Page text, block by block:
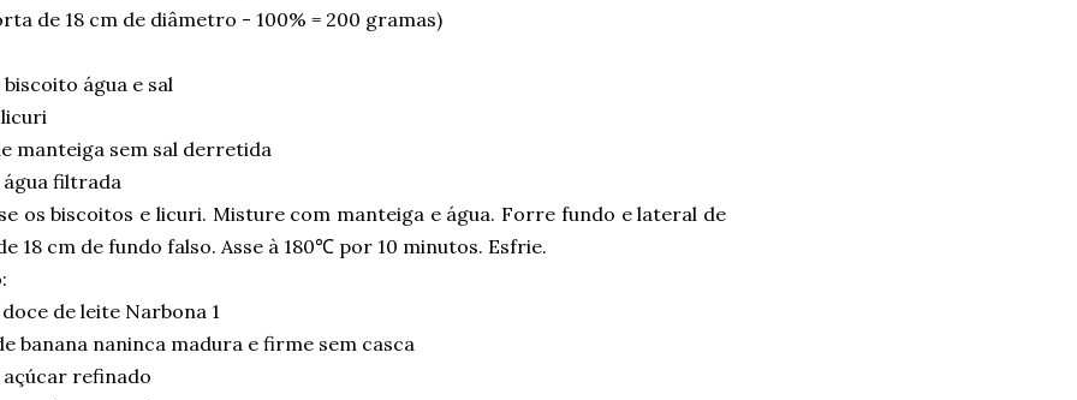
de 18 cm de diâmetro - 100% = 200 gramas)
biscoito água e sal
licuri
manteiga sem sal derretida
água filtrada
os biscoitos e licuri. Misture com manteiga e água. Forre fundo e lateral de
18 cm de fundo falso. Asse à 180℃ por 10 minutos. Esfrie.
doce de leite Narbona 1
banana naninca madura e firme sem casca
açúcar refinado